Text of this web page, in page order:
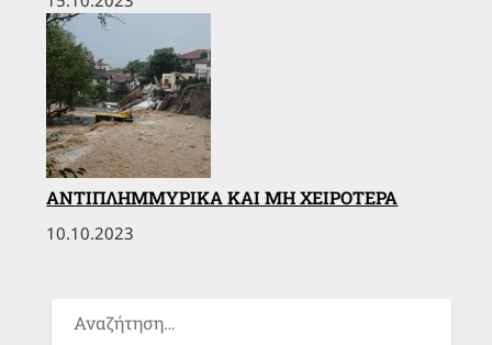
ΑΝΤΙΠΛΗΜΜΥΡΙΚΆ ΚΑΙ ΜΗ ΧΕΙΡΌΤΕΡΑ
10.10.2023
ΓΙΑ: